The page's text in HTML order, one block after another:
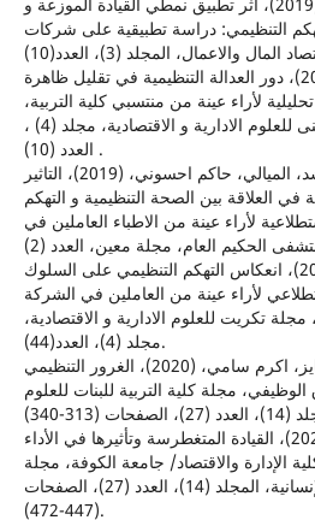
التنظيمي: دراسة تطبيقية على شركات
رهيو، سحر عناوي، (2014)، دور العدالة التنظيمية في تقليل ظاهرة
لأراء عينة من منتسبي كلية التربية،
جامعة القادسية، مجلة المثنى للعلوم الادارية و الاقتصادية، مجلد (4) ،
العدد (10) .
الشمري، رائد كريم منشد، الميالي، حاكم احسوني، (2019)، التاثير
في العلاقة بين الصحة التنظيمية و التهكم
لأراء عينة من الاطباء العاملين في
صبر، رنا ناصر، (2008)، انعكاس التهكم التنظيمي على السلوك
لأراء عينة من العاملين في الشركة
تكريت للعلوم الادارية و الاقتصادية،
مجلد (4)، العدد(44).
العابدي، علي رزاق جياد وفايز، اكرم سامي، (2020)، الغرور التنظيمي
الوظيفي، مجلة كلية التربية للبنات للعلوم
عبدالقصير، ناتاليا أحمد، (2020)، القيادة المتغطرسة وتأثيرها في الأداء
الإدارة والاقتصاد/ جامعة الكوفة، مجلة
كلية التربية للبنات للعلوم الإنسانية، المجلد (14)، العدد (27)، الصفحات
(447-472).